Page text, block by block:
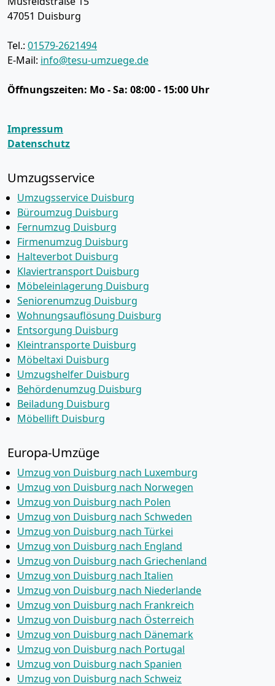
47051 Duisburg
Tel.: 01579-2621494
E-Mail: info@tesu-umzuege.de
Öffnungszeiten: Mo - Sa: 08:00 - 15:00 Uhr
Impressum
Datenschutz
Umzugsservice
Umzugsservice Duisburg
Büroumzug Duisburg
Fernumzug Duisburg
Firmenumzug Duisburg
Halteverbot Duisburg
Klaviertransport Duisburg
Möbeleinlagerung Duisburg
Seniorenumzug Duisburg
Wohnungsauflösung Duisburg
Entsorgung Duisburg
Kleintransporte Duisburg
Möbeltaxi Duisburg
Umzugshelfer Duisburg
Behördenumzug Duisburg
Beiladung Duisburg
Möbellift Duisburg
Europa-Umzüge
Umzug von Duisburg nach Luxemburg
Umzug von Duisburg nach Norwegen
Umzug von Duisburg nach Polen
Umzug von Duisburg nach Schweden
Umzug von Duisburg nach Türkei
Umzug von Duisburg nach England
Umzug von Duisburg nach Griechenland
Umzug von Duisburg nach Italien
Umzug von Duisburg nach Niederlande
Umzug von Duisburg nach Frankreich
Umzug von Duisburg nach Österreich
Umzug von Duisburg nach Dänemark
Umzug von Duisburg nach Portugal
Umzug von Duisburg nach Spanien
Umzug von Duisburg nach Schweiz